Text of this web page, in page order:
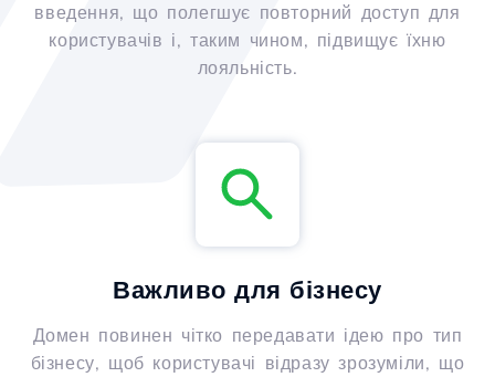
введення, що полегшує повторний доступ для
користувачів і, таким чином, підвищує їхню
лояльність.
Важливо для бізнесу
Домен повинен чітко передавати ідею про тип
бізнесу, щоб користувачі відразу зрозуміли, що